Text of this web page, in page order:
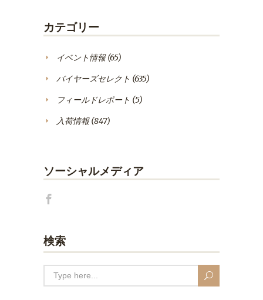
カテゴリー
イベント情報(65)
バイヤーズセレクト (635)
フィールドレポート (5)
入荷情報(847)
ソーシャルメディア
検索